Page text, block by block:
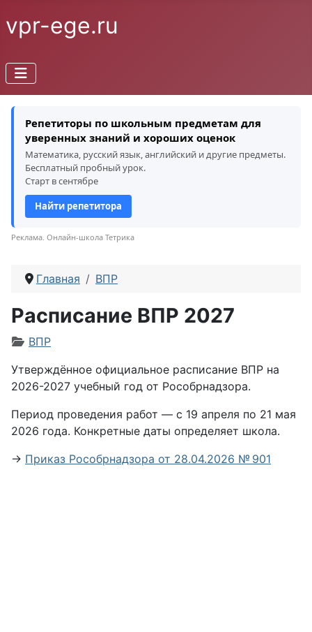
vpr-ege.ru
Репетиторы по школьным предметам для
уверенных знаний и хороших оценок
Математика, русский язык, английский и другие предметы.
Бесплатный пробный урок.
Старт в сентябре
Найти репетитора
Реклама. Онлайн-школа Тетрика
Главная ВПР
Расписание ВПР 2027
Информация о материале
ВПР
Утверждённое официальное расписание ВПР на
2026-2027 учебный год от Рособрнадзора.
Период проведения работ — с 19 апреля по 21 мая
2026 года. Конкретные даты определяет школа.
→ Приказ Рособрнадзора от 28.04.2026 № 901